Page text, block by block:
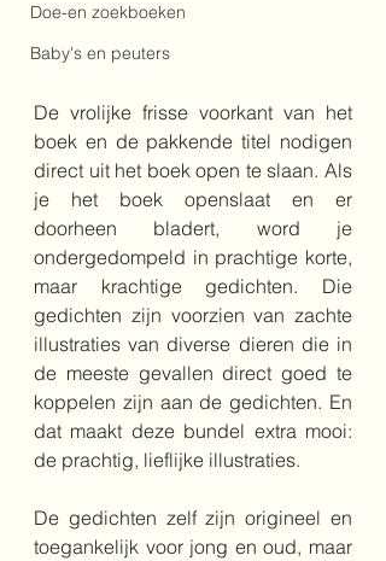
Doe-en zoekboeken
Baby's en peuters
De vrolijke frisse voorkant van het
boek en de pakkende titel nodigen
direct uit het boek open te slaan. Als
je het boek openslaat en er
doorheen bladert, word je
ondergedompeld in prachtige korte,
maar krachtige gedichten. Die
gedichten zijn voorzien van zachte
illustraties van diverse dieren die in
de meeste gevallen direct goed te
koppelen zijn aan de gedichten. En
dat maakt deze bundel extra mooi:
de prachtig, lieflijke illustraties.
De gedichten zelf zijn origineel en
toegankelijk voor jong en oud, maar